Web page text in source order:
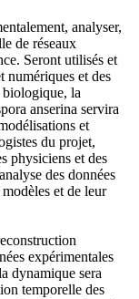
analyser,
de réseaux
Seront utilisés et
numériques et des
biologique, la
anserina servira
et
du projet,
physiciens et des
des données
et de leur
expérimentales
dynamique sera
temporelle des